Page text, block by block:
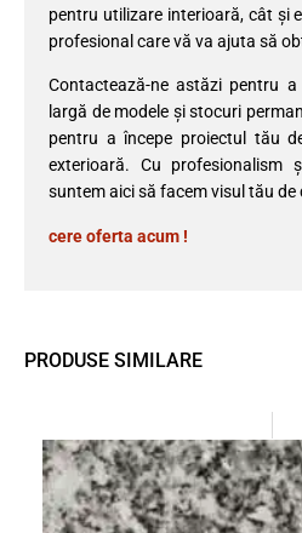
PRODUSE SIMILARE
pentru utilizare interioară, cât și
profesional care vă va ajuta să
Contactează-ne astăzi pentru
largă de modele și stocuri
pentru a începe proiectul tău
exterioară. Cu profesionalism
suntem aici să facem visul tău
cere oferta acum !